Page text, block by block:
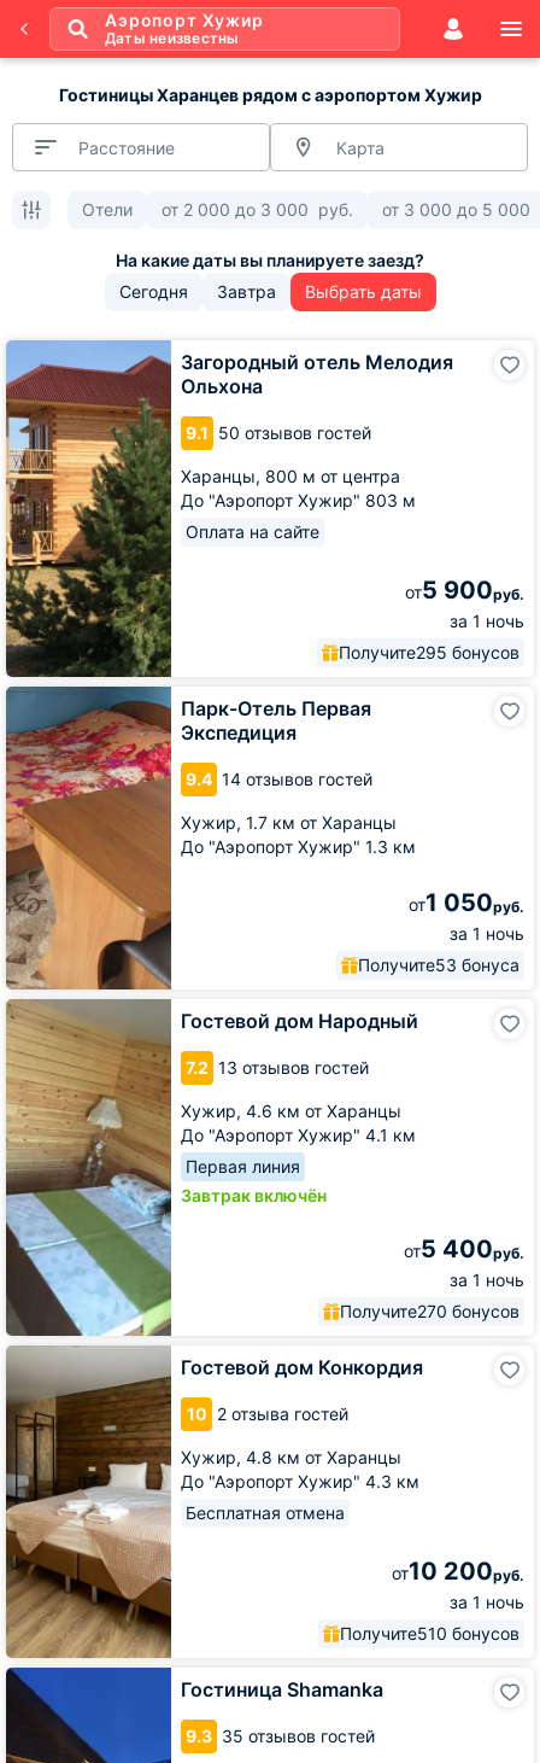
Аэропорт Хужир
Даты неизвестны
Гостиницы Харанцев рядом с аэропортом Хужир
Расстояние Карта
Отели от 2 000 до 3 000 руб. от 3 000 до 5 000
Сегодня Завтра Выбрать даты
Загородный отель Мелодия
Ольхона
9.1 50 отзывов гостей
Харанцы, 800 м от центра
До "Аэропорт Хужир" 803 м
Оплата на сайте
от5 900руб.
за 1 ночь
Получите295 бонусов
Загородный
отель
Мелодия
Ольхона
Парк-Отель Первая
Экспедиция
9.4 14 отзывов гостей
Хужир, 1.7 км от Харанцы
До "Аэропорт Хужир" 1.3 км
от1 050руб.
за 1 ночь
Получите53 бонуса
Парк-
Первая
Экспедиция
Гостевой дом Народный
7.2 13 отзывов гостей
Хужир, 4.6 км от Харанцы
До "Аэропорт Хужир" 4.1 км
Первая линия
Завтрак включён
от5 400руб.
за 1 ночь
Получите270 бонусов
Гостевой
дом
Народный
Гостевой дом Конкордия
10 2 отзыва гостей
Хужир, 4.8 км от Харанцы
До "Аэропорт Хужир" 4.3 км
Бесплатная отмена
от10 200руб.
за 1 ночь
Получите510 бонусов
Гостевой
Конкордия
Гостиница Shamanka
9.3 35 отзывов гостей
Гостиница
Shamanka